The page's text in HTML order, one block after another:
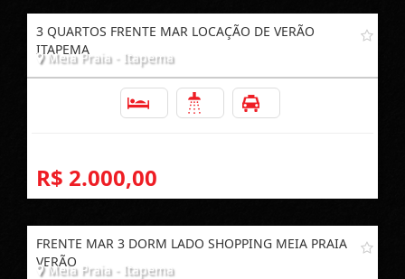
3 QUARTOS FRENTE MAR LOCAÇÃO DE VERÃO
ITAPEMA
Meia Praia - Itapema
R$ 2.000,00
FRENTE MAR 3 DORM LADO SHOPPING MEIA PRAIA
VERÃO
Meia Praia - Itapema